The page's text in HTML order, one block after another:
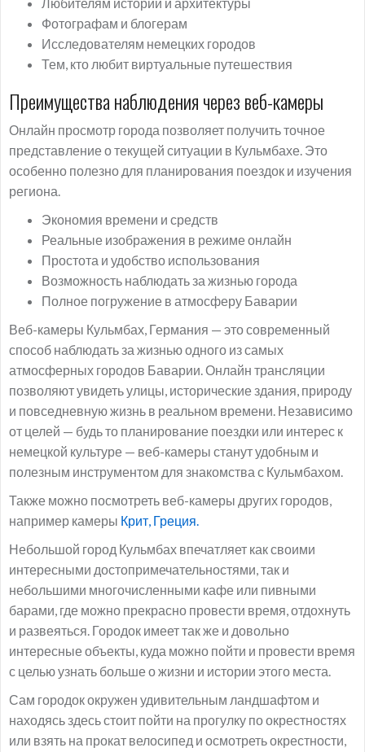
Фотографам и блогерам
Исследователям немецких городов
Тем, кто любит виртуальные путешествия
Преимущества наблюдения через веб-камеры
Онлайн просмотр города позволяет получить точное
представление о текущей ситуации в Кульмбахе. Это
особенно полезно для планирования поездок и изучения
региона.
Экономия времени и средств
Реальные изображения в режиме онлайн
Простота и удобство использования
Возможность наблюдать за жизнью города
Полное погружение в атмосферу Баварии
Веб-камеры Кульмбах, Германия — это современный
способ наблюдать за жизнью одного из самых
атмосферных городов Баварии. Онлайн трансляции
позволяют увидеть улицы, исторические здания, природу
и повседневную жизнь в реальном времени. Независимо
от целей — будь то планирование поездки или интерес к
немецкой культуре — веб-камеры станут удобным и
полезным инструментом для знакомства с Кульмбахом.
Также можно посмотреть веб-камеры других городов,
например камеры Крит, Греция.
Небольшой город Кульмбах впечатляет как своими
интересными достопримечательностями, так и
небольшими многочисленными кафе или пивными
барами, где можно прекрасно провести время, отдохнуть
и развеяться. Городок имеет так же и довольно
интересные объекты, куда можно пойти и провести время
с целью узнать больше о жизни и истории этого места.
Сам городок окружен удивительным ландшафтом и
находясь здесь стоит пойти на прогулку по окрестностях
или взять на прокат велосипед и осмотреть окрестности,